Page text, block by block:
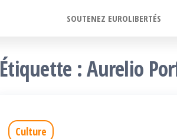
SOUTENEZ EUROLIBERTÉS
Étiquette :Aurelio
Culture